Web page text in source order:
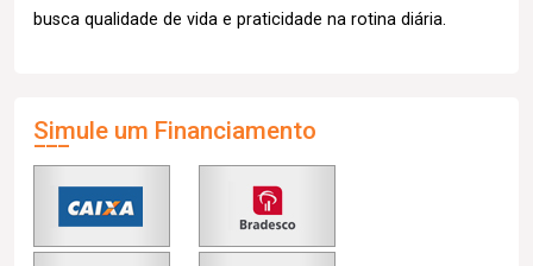
busca qualidade de vida e praticidade na rotina diária.
Simule um Financiamento